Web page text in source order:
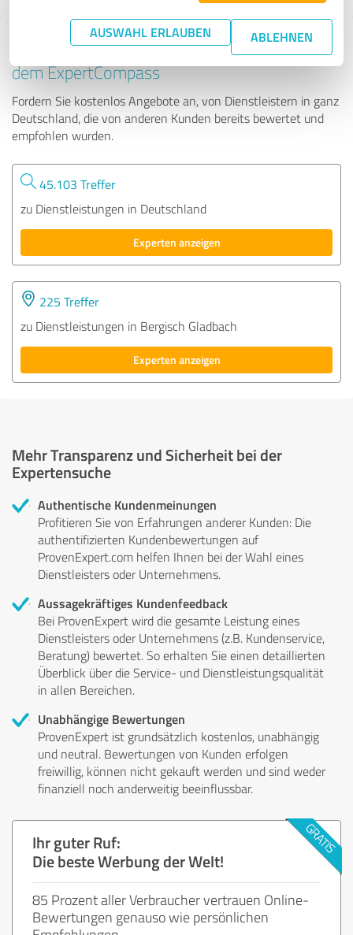
AUSWAHL ERLAUBEN ABLEHNEN
Tipp: Die passenden Experten finden - mit
dem ExpertCompass
Fordern Sie kostenlos Angebote an, von Dienstleistern in ganz
Deutschland, die von anderen Kunden bereits bewertet und
empfohlen wurden.
45.103 Treffer
zu Dienstleistungen in Deutschland
Experten anzeigen
225 Treffer
zu Dienstleistungen in Bergisch Gladbach
Experten anzeigen
Mehr Transparenz und Sicherheit bei der
Expertensuche
Authentische Kundenmeinungen
Profitieren Sie von Erfahrungen anderer Kunden: Die
authentifizierten Kundenbewertungen auf
ProvenExpert.com helfen Ihnen bei der Wahl eines
Dienstleisters oder Unternehmens.
Aussagekräftiges Kundenfeedback
Bei ProvenExpert wird die gesamte Leistung eines
Dienstleisters oder Unternehmens (z.B. Kundenservice,
Beratung) bewertet. So erhalten Sie einen detaillierten
Überblick über die Service- und Dienstleistungsqualität
in allen Bereichen.
Unabhängige Bewertungen
ProvenExpert ist grundsätzlich kostenlos, unabhängig
und neutral. Bewertungen von Kunden erfolgen
freiwillig, können nicht gekauft werden und sind weder
finanziell noch anderweitig beeinflussbar.
Ihr guter Ruf:
Die beste Werbung der Welt!
85 Prozent aller Verbraucher vertrauen Online-
Bewertungen genauso wie persönlichen